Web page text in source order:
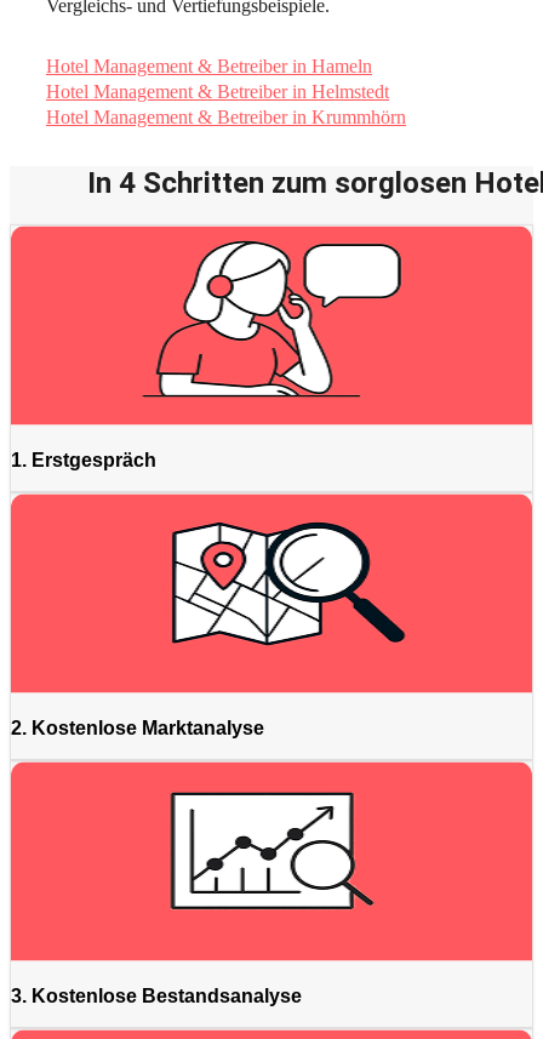
Vergleichs- und Vertiefungsbeispiele.
Hotel Management & Betreiber in Hameln
Hotel Management & Betreiber in Helmstedt
Hotel Management & Betreiber in Krummhörn
In 4 Schritten zum sorglosen
1. Erstgespräch
2. Kostenlose Marktanalyse
3. Kostenlose Bestandsanalyse